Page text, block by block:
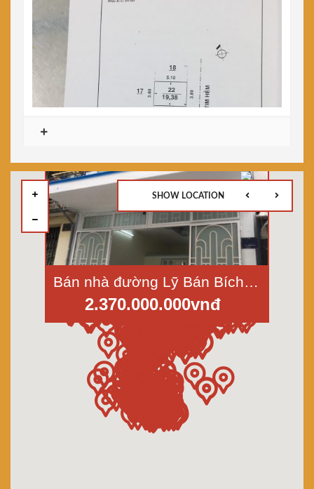
Bán nhà đường Lỹ Bán Bích, p. Hòa Thạnh, Tân Phú, dt 4x5m, 1 lầu, hẻm xe hơi
2.370.000.000vnđ
SHOW LOCATION